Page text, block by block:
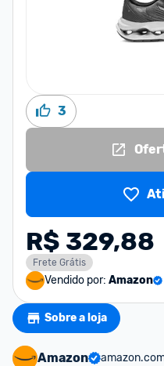
3
R$ 329,88
Frete Grátis
Vendido por: Amazon
Sobre a loja
Amazon